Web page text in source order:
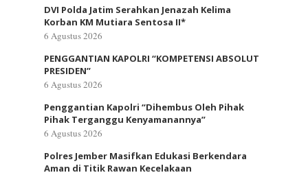
DVI Polda Jatim Serahkan Jenazah Kelima
Korban KM Mutiara Sentosa II*
6 Agustus 2026
PENGGANTIAN KAPOLRI “KOMPETENSI ABSOLUT
PRESIDEN”
6 Agustus 2026
Penggantian Kapolri “Dihembus Oleh Pihak
Pihak Terganggu Kenyamanannya”
6 Agustus 2026
Polres Jember Masifkan Edukasi Berkendara
Aman di Titik Rawan Kecelakaan